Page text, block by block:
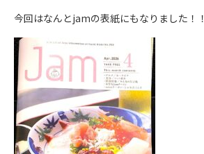
今回はなんとjamの表紙にもなりました！！